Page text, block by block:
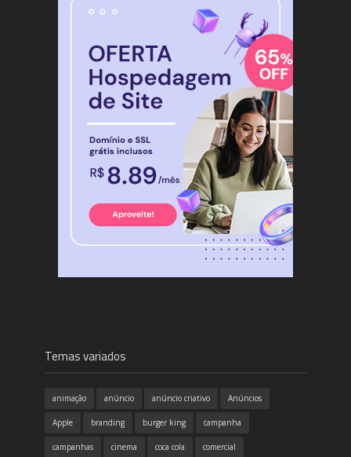
Temas variados
animação anúncio anúncio criativo Anúncios
Apple branding burger king campanha
campanhas cinema coca cola comercial